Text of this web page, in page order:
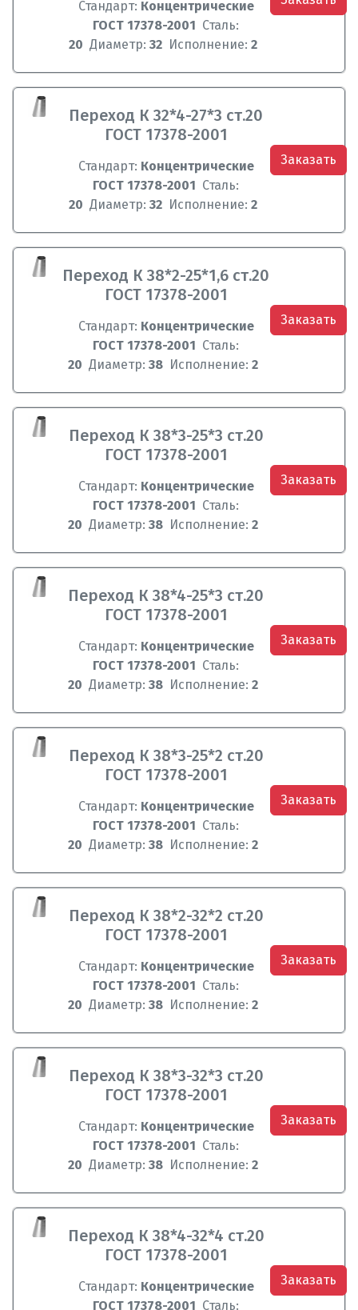
Стандарт: Концентрические
ГОСТ 17378-2001 Сталь:
20 Диаметр: 32 Исполнение: 2
Переход К 32*4-27*3 ст.20
ГОСТ 17378-2001
Стандарт: Концентрические
ГОСТ 17378-2001 Сталь:
20 Диаметр: 32 Исполнение: 2
Заказать
Переход К 38*2-25*1,6 ст.20
ГОСТ 17378-2001
Стандарт: Концентрические
ГОСТ 17378-2001 Сталь:
20 Диаметр: 38 Исполнение: 2
Заказать
Переход К 38*3-25*3 ст.20
ГОСТ 17378-2001
Стандарт: Концентрические
ГОСТ 17378-2001 Сталь:
20 Диаметр: 38 Исполнение: 2
Заказать
Переход К 38*4-25*3 ст.20
ГОСТ 17378-2001
Стандарт: Концентрические
ГОСТ 17378-2001 Сталь:
20 Диаметр: 38 Исполнение: 2
Заказать
Переход К 38*3-25*2 ст.20
ГОСТ 17378-2001
Стандарт: Концентрические
ГОСТ 17378-2001 Сталь:
20 Диаметр: 38 Исполнение: 2
Заказать
Переход К 38*2-32*2 ст.20
ГОСТ 17378-2001
Стандарт: Концентрические
ГОСТ 17378-2001 Сталь:
20 Диаметр: 38 Исполнение: 2
Заказать
Переход К 38*3-32*3 ст.20
ГОСТ 17378-2001
Стандарт: Концентрические
ГОСТ 17378-2001 Сталь:
20 Диаметр: 38 Исполнение: 2
Заказать
Переход К 38*4-32*4 ст.20
ГОСТ 17378-2001
Стандарт: Концентрические
ГОСТ 17378-2001 Сталь:
Заказать